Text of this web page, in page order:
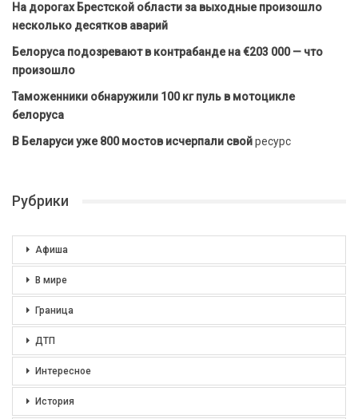
На дорогах Брестской области за выходные произошло
несколько десятков аварий
Белоруса подозревают в контрабанде на €203 000 — что
произошло
Таможенники обнаружили 100 кг пуль в мотоцикле
белоруса
В Беларуси уже 800 мостов исчерпали свойресурс
Рубрики
Афиша
В мире
Граница
ДТП
Интересное
История